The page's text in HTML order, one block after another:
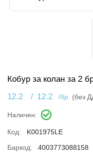
Кобур за колан за 2
12.2
/
12.2 /бр. (без
Наличен:
Код:
K001975LE
Баркод:
4003773088158